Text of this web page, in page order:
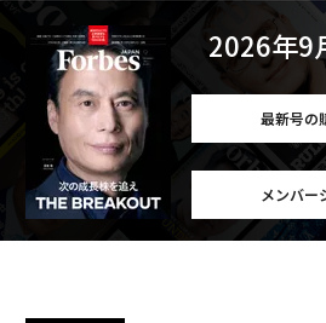
2026年9
最新号の
メンバー